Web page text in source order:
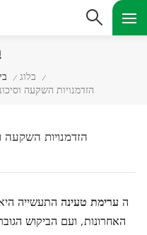
/ בלוג /
הזדמנויות השקעה
הזדמנויות השקעה
ה ערימת טעינה התעשייה
האחרונות, ועם הביקוש